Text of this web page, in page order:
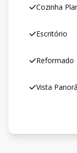
Cozinha
Escritório
Reformado
Vista